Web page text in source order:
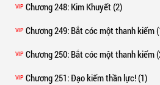
VIP Chương 248: Kim Khuyết (2)
VIP Chương 249: Bắt cóc một thanh kiếm
VIP Chương 250: Bắt cóc một thanh kiếm
VIP Chương 251: Đạo kiếm thần lực! (1)